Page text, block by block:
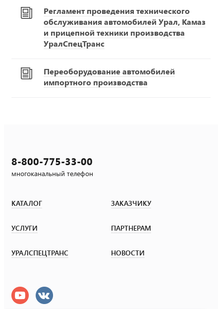
Регламент проведения технического
обслуживания автомобилей Урал, Камаз
и прицепной техники производства
УралСпецТранс
Переоборудование автомобилей
импортного производства
8-800-775-33-00
многоканальный телефон
КАТАЛОГ ЗАКАЗЧИКУ
УСЛУГИ ПАРТНЕРАМ
УРАЛСПЕЦТРАНС НОВОСТИ